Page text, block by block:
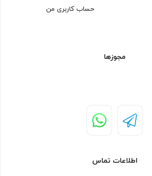
حساب کاربری من
مجوزها
اطلاعات تماس